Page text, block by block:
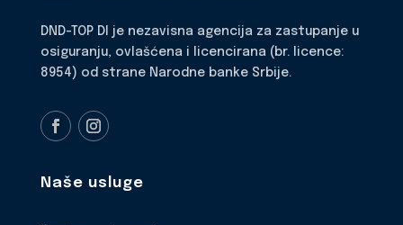
DND-TOP DI je nezavisna agencija za zastupanje u
osiguranju, ovlašćena i licencirana (br. licence:
8954) od strane Narodne banke Srbije.
Naše usluge